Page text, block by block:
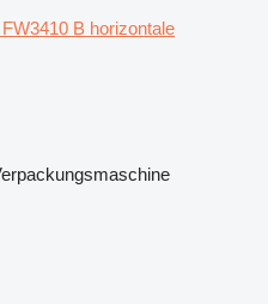
FW3410 B horizontale